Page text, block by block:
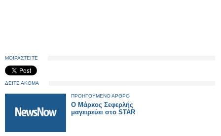
ΜΟΙΡΑΣΤΕΙΤΕ
ΔΕΙΤΕ ΑΚΟΜΑ
ΠΡΟΗΓΟΥΜΕΝΟ ΑΡΘΡΟ
Ο Μάρκος Σεφερλής
μαγειρεύει στο STAR